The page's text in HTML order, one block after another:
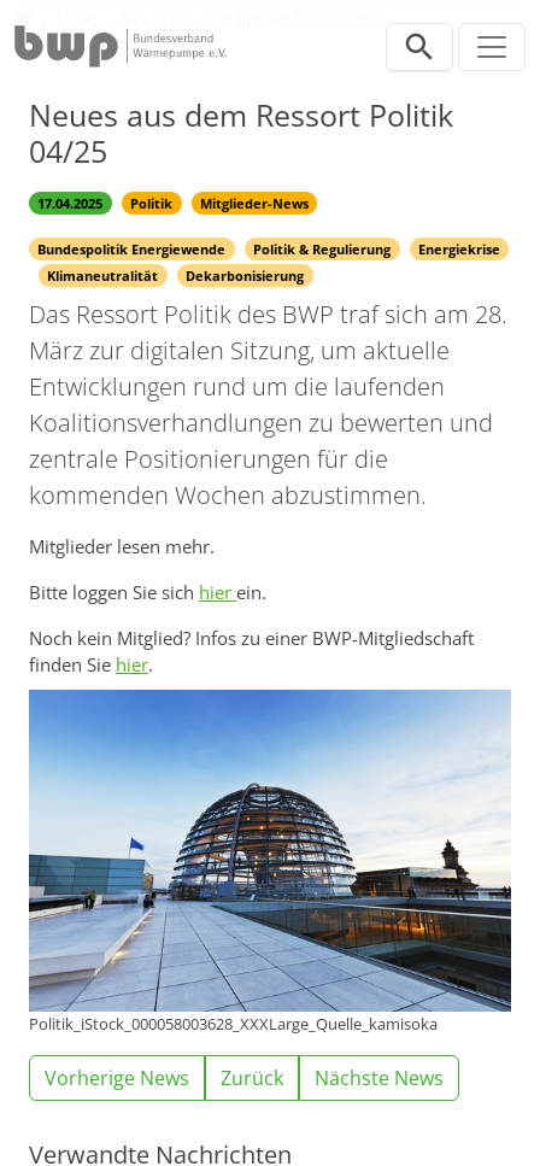
Neues aus dem Ressort Politik
04/25
17.04.2025 Politik Mitglieder-News
Bundespolitik Energiewende Politik & Regulierung
Energiekrise
Klimaneutralität
Dekarbonisierung
Das Ressort Politik des BWP traf sich am 28.
März zur digitalen Sitzung, um aktuelle
Entwicklungen rund um die laufenden
Koalitionsverhandlungen zu bewerten und
zentrale Positionierungen für die
kommenden Wochen abzustimmen.
Mitglieder lesen mehr.
Bitte loggen Sie sich hier ein.
Noch kein Mitglied? Infos zu einer BWP-Mitgliedschaft
finden Sie hier.
Politik_iStock_000058003628_XXXLarge_Quelle_kamisoka
Vorherige News Zurück Nächste News
Verwandte Nachrichten